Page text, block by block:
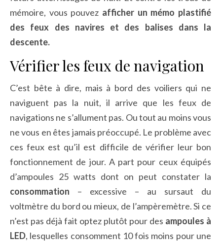
mémoire, vous pouvez afficher un mémo plastifié
des feux des navires et des balises dans la
descente.
Vérifier les feux de navigation
C’est bête à dire, mais à bord des voiliers qui ne
naviguent pas la nuit, il arrive que les feux de
navigations ne s’allument pas. Ou tout au moins vous
ne vous en êtes jamais préoccupé. Le problème avec
ces feux est qu’il est difficile de vérifier leur bon
fonctionnement de jour. A part pour ceux équipés
d’ampoules 25 watts dont on peut constater la
consommation – excessive – au sursaut du
voltmètre du bord ou mieux, de l’ampèremètre. Si ce
n’est pas déjà fait optez plutôt pour des ampoules à
LED, lesquelles consomment 10 fois moins pour une